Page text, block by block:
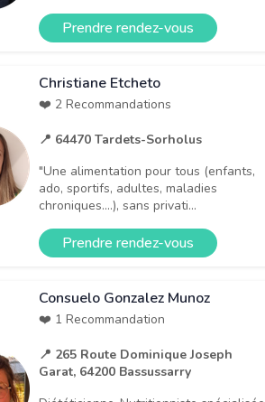
Prendre rendez-vous
Christiane Etcheto
❤️ 2 Recommandations
📍 64470 Tardets-Sorholus
"Une alimentation pour tous (enfants,
ado, sportifs, adultes, maladies
chroniques....), sans privati...
Prendre rendez-vous
Consuelo Gonzalez Munoz
❤️ 1 Recommandation
📍 265 Route Dominique Joseph
Garat, 64200 Bassussarry